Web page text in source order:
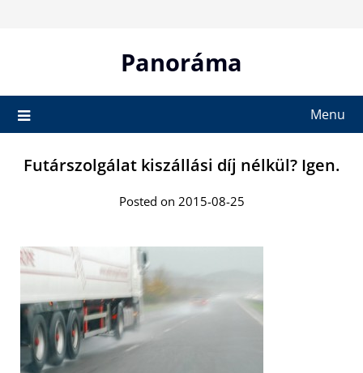
Panoráma
Menu
Futárszolgálat kiszállási díj nélkül? Igen.
Posted on 2015-08-25